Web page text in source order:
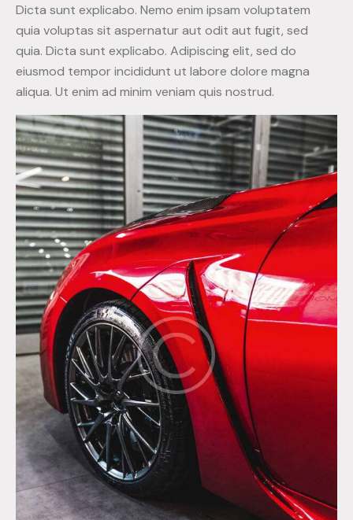
Dicta sunt explicabo. Nemo enim ipsam voluptatem
quia voluptas sit aspernatur aut odit aut fugit, sed
quia. Dicta sunt explicabo. Adipiscing elit, sed do
eiusmod tempor incididunt ut labore dolore magna
aliqua. Ut enim ad minim veniam quis nostrud.